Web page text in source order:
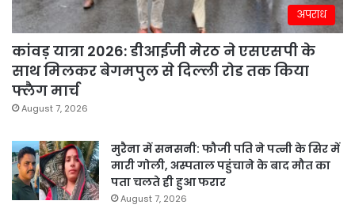
अपराध
कांवड़ यात्रा 2026: डीआईजी मेरठ ने एसएसपी के
साथ मिलकर बेगमपुल से दिल्ली रोड तक किया
फ्लैग मार्च
August 7, 2026
मुरैना में सनसनी: फौजी पति ने पत्नी के सिर में
मारी गोली, अस्पताल पहुंचाने के बाद मौत का
पता चलते ही हुआ फरार
August 7, 2026